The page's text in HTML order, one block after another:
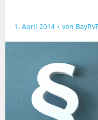
1. April 2014 von